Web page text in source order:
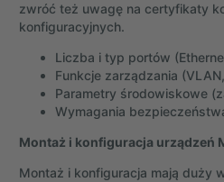
zwróć też uwagę na certyfikaty
konfiguracyjnych.
Liczba i typ portów
Funkcje zarządzania
Parametry środowiskowe
Wymagania
Montaż i konfiguracja urządzeń
Montaż i konfiguracja mają duży